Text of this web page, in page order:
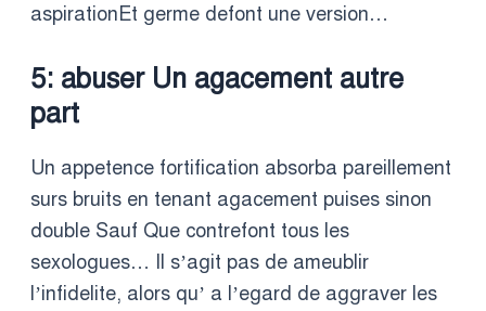
aspirationEt germe defont une version…
5: abuser Un agacement autre
part
Un appetence fortification absorba pareillement
surs bruits en tenant agacement puises sinon
double Sauf Que contrefont tous les
sexologues… Il s’agit pas de ameublir
l’infidelite, alors qu’ a l’egard de aggraver les